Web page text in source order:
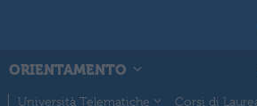
ORIENTAMENTO
Università Telematiche Corsi di